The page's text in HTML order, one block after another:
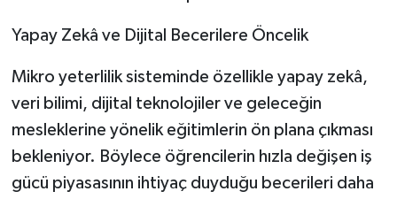
Yapay Zekâ ve Dijital Becerilere Öncelik
Mikro yeterlilik sisteminde özellikle yapay zekâ,
veri bilimi, dijital teknolojiler ve geleceğin
mesleklerine yönelik eğitimlerin ön plana çıkması
bekleniyor. Böylece öğrencilerin hızla değişen iş
gücü piyasasının ihtiyaç duyduğu becerileri daha